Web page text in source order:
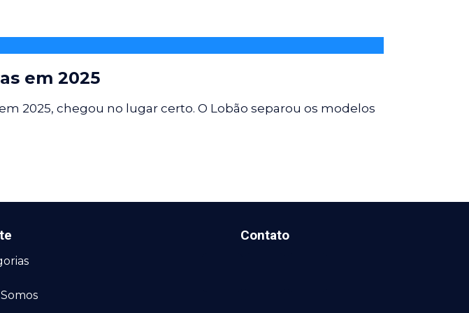
em 2025
2025, chegou no lugar certo. O Lobão separou os modelos
Contato